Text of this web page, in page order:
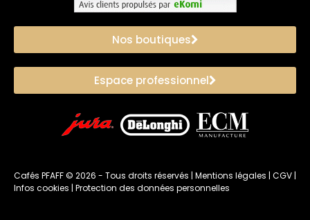
Nos boutiques
Espace professionnel
Cafés PFAFF © 2026 - Tous droits réservés | Mentions légales | CGV |
Infos cookies | Protection des données personnelles